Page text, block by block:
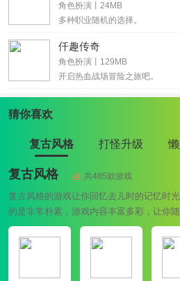
角色扮演丨24MB
多种职业随机的选择。
仟趣传奇
角色扮演丨129MB
开启热血战场冒险之旅吧。
猜你喜欢
复古风格 打怪升级
复古风格 共485款游戏
复古风格的游戏让你回忆去儿时的记忆时
的是非常朴素，游戏内容丰富多彩，让你